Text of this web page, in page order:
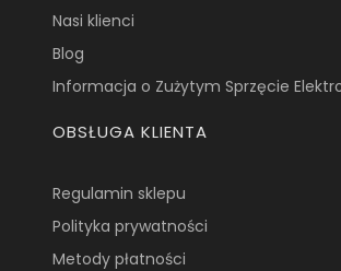
Nasi klienci
Blog
Informacja o Zużytym Sprzęcie
OBSŁUGA KLIENTA
Regulamin sklepu
Polityka prywatności
Metody płatności